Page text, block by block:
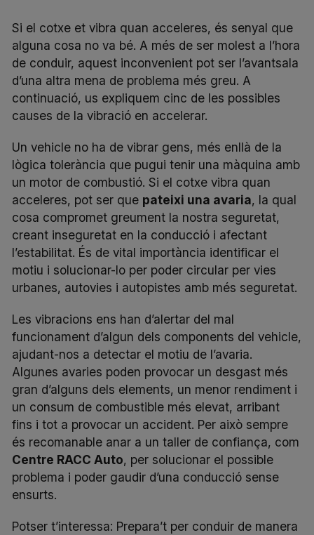
Si el cotxe et vibra quan acceleres, és senyal que
alguna cosa no va bé. A més de ser molest a l’hora
de conduir, aquest inconvenient pot ser l’avantsala
d’una altra mena de problema més greu. A
continuació, us expliquem cinc de les possibles
causes de la vibració en accelerar.
Un vehicle no ha de vibrar gens, més enllà de la
lògica tolerància que pugui tenir una màquina amb
un motor de combustió. Si el cotxe vibra quan
acceleres, pot ser que pateixi una avaria, la qual
cosa compromet greument la nostra seguretat,
creant inseguretat en la conducció i afectant
l’estabilitat. És de vital importància identificar el
motiu i solucionar-lo per poder circular per vies
urbanes, autovies i autopistes amb més seguretat.
Les vibracions ens han d’alertar del mal
funcionament d’algun dels components del vehicle,
ajudant-nos a detectar el motiu de l’avaria.
Algunes avaries poden provocar un desgast més
gran d’alguns dels elements, un menor rendiment i
un consum de combustible més elevat, arribant
fins i tot a provocar un accident. Per això sempre
és recomanable anar a un taller de confiança, com
Centre RACC Auto, per solucionar el possible
problema i poder gaudir d’una conducció sense
ensurts.
Potser t’interessa: Prepara’t per conduir de manera